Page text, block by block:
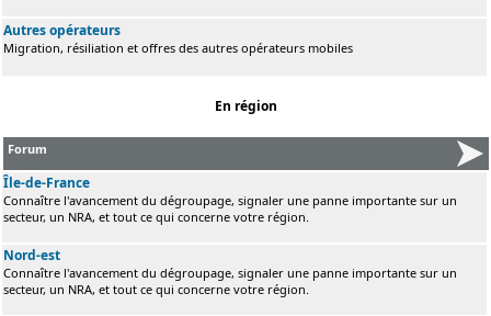
Autres opérateurs
Migration, résiliation et offres des autres opérateurs mobiles
En région
Forum
Île-de-France
Connaître l'avancement du dégroupage, signaler une panne importante sur un
secteur, un NRA, et tout ce qui concerne votre région.
Nord-est
Connaître l'avancement du dégroupage, signaler une panne importante sur un
secteur, un NRA, et tout ce qui concerne votre région.